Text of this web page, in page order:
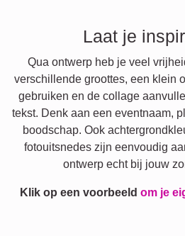
Laat je
Qua ontwerp heb je veel
verschillende groottes, een klein
gebruiken en de collage
tekst. Denk aan een eventnaam,
boodschap. Ook
fotouitsnedes zijn eenvoudig
ontwerp echt bij jouw
Klik op een voorbeeld om je